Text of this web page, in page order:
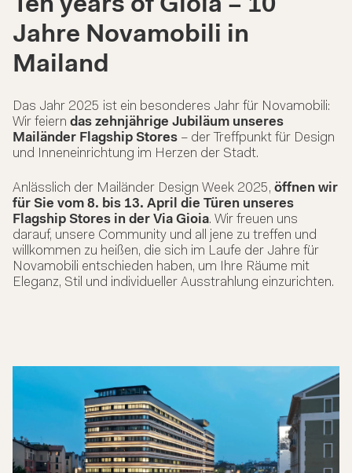
Ten years of Gioia – 10
Jahre Novamobili in
Mailand
Das Jahr 2025 ist ein besonderes Jahr für Novamobili:
Wir feiern das zehnjährige Jubiläum unseres
Mailänder Flagship Stores – der Treffpunkt für Design
und Inneneinrichtung im Herzen der Stadt.
Anlässlich der Mailänder Design Week 2025, öffnen wir
für Sie vom 8. bis 13. April die Türen unseres
Flagship Stores in der Via Gioia. Wir freuen uns
darauf, unsere Community und all jene zu treffen und
willkommen zu heißen, die sich im Laufe der Jahre für
Novamobili entschieden haben, um Ihre Räume mit
Eleganz, Stil und individueller Ausstrahlung einzurichten.